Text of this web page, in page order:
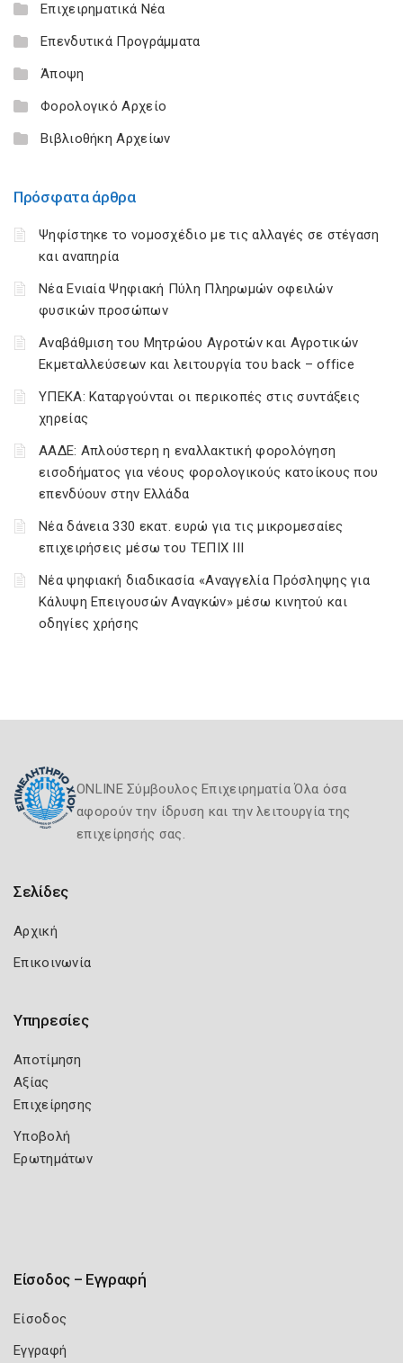
Επιχειρηματικά Νέα
Επενδυτικά Προγράμματα
Άποψη
Φορολογικό Αρχείο
Βιβλιοθήκη Αρχείων
Πρόσφατα άρθρα
Ψηφίστηκε το νομοσχέδιο με τις αλλαγές σε στέγαση
και αναπηρία
Νέα Ενιαία Ψηφιακή Πύλη Πληρωμών οφειλών
φυσικών προσώπων
Αναβάθμιση του Μητρώου Αγροτών και Αγροτικών
Εκμεταλλεύσεων και λειτουργία του back – office
ΥΠΕΚΑ: Καταργούνται οι περικοπές στις συντάξεις
χηρείας
ΑΑΔΕ: Απλούστερη η εναλλακτική φορολόγηση
εισοδήματος για νέους φορολογικούς κατοίκους που
επενδύουν στην Ελλάδα
Νέα δάνεια 330 εκατ. ευρώ για τις μικρομεσαίες
επιχειρήσεις μέσω του ΤΕΠΙΧ ΙΙΙ
Νέα ψηφιακή διαδικασία «Αναγγελία Πρόσληψης για
Κάλυψη Επειγουσών Αναγκών» μέσω κινητού και
οδηγίες χρήσης
ONLINE Σύμβουλος Επιχειρηματία Όλα όσα
αφορούν την ίδρυση και την λειτουργία της
επιχείρησής σας.
Σελίδες
Αρχική
Επικοινωνία
Υπηρεσίες
Αποτίμηση
Αξίας
Επιχείρησης
Υποβολή
Ερωτημάτων
Είσοδος – Εγγραφή
Είσοδος
Εγγραφή